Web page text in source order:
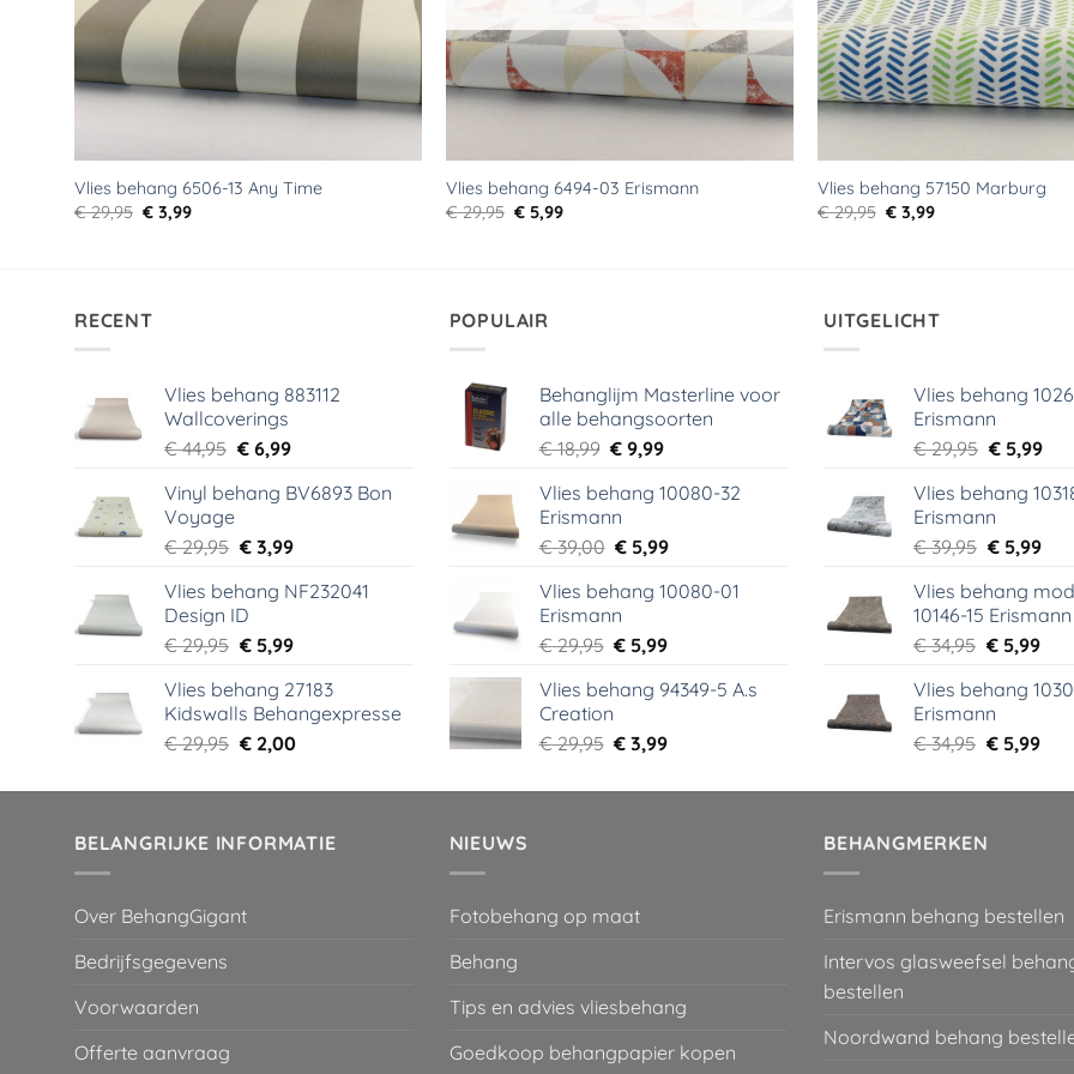
Vlies behang 6506-13 Any Time
€29,95 Oorspronkelijke
prijs
€ 3,99Huidige
Vlies behang 6494-03 Erismann
€29,95 Oorspronkelijke
prijs
€ 5,99Huidige
Vlies behang 57150 Marburg
€29,95 Oorspronkelijke
prijs
€ 3,99Huidige
RECENT
Vlies behang 883112
Wallcoverings
€44,95 Oorspronkelijke
was:
€6,99Huidige
is:
Vinyl behang BV6893 Bon
Voyage
€29,95 Oorspronkelijke
was:
€ 29,95.
€3,99Huidige
is:
Vlies behang NF232041
Design ID
€29,95 Oorspronkelijke
was:
€ 29,95.
€5,99Huidige
is:
€ 5,99.
Vlies behang 27183
Kidswalls Behangexpresse
€29,95 Oorspronkelijke
was:
€2,00Huidige
is:
POPULAIR
Behanglijm Masterline voor
alle behangsoorten
€18,99 Oorspronkelijke
was:
€ 18,99.
€ 9,99Huidige
is:
Vlies behang 10080-32
Erismann
€39,00 Oorspronkelijke
was:
€ 39,00.
€ 5,99Huidige
is:
Vlies behang 10080-01
Erismann
€29,95 Oorspronkelijke
was:
€ 5,99Huidige
is:
Vlies behang 94349-5 A.s
Creation
€29,95 Oorspronkelijke
was:
€ 3,99Huidige
is:
UITGELICHT
Vlies behang
Erismann
€29,95
was:
€ 29,95.
€5,99
is:
Vlies behang
Erismann
€39,95
was:
€ 39,95.
€5,99
is:
€
Vlies behang
10146-15 Erismann
€34,95
was:
€ 34,95.
€5,99
is:
Vlies behang
Erismann
€34,95
was:
€5,99
is:
BELANGRIJKE INFORMATIE
Over BehangGigant
Bedrijfsgegevens
Voorwaarden
Offerte aanvraag
NIEUWS
Fotobehang op maat
Behang
Tips en advies vliesbehang
Goedkoop behangpapier kopen
BEHANGMERKEN
Erismann behang bestellen
Intervos glasweefsel
bestellen
Noordwand behang